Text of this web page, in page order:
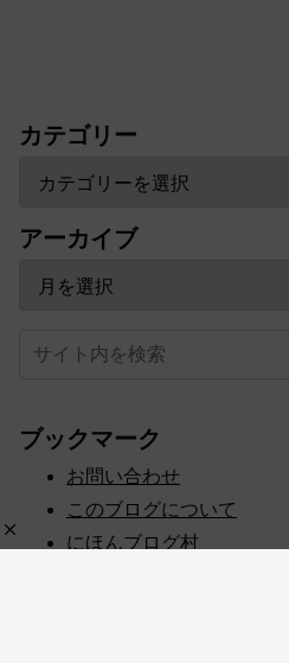
カテゴリー
アーカイブ
ブックマーク
お問い合わせ
このブログについて
にほんブログ村